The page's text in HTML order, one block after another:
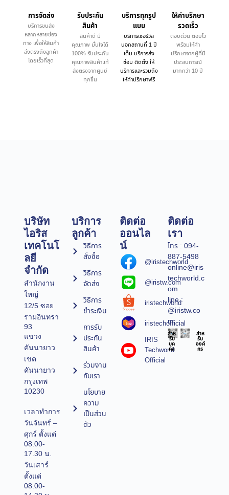
การจัดส่ง
บริการขนส่ง
หลากหลายช่อง
ทาง เพื่อให้สินค้า
ส่งตรงถึงลูกค้า
โดยเร็วที่สุด
รับประกัน
สินค้า
สินค้าดี มี
คุณภาพ มั่นใจได้
100% รับประกัน
คุณภาพสินค้าแท้
ส่งตรงจากศูนย์
ทุกชิ้น
บริการทุกรูป
แบบ
บริการเซอร์วิส
นอกสถานที่ 1 ปี
เต็ม บริการส่ง
ซ่อม ติดตั้ง ให้
บริการและรวมถึง
ให้คำปรึกษาฟรี
ให้คำบรึกษา
รวดเร็ว
ตอบด่วน ตอบไว
พร้อมให้คำ
ปรึกษาจากผู้ที่มี
ประสบการณ์
มากกว่า 10 ปี
บริษัท
ไอริส
เทคโนโ
ลยี
จำกัด
สำนักงาน
ใหญ่
12/5 ซอย
รามอินทรา
93
แขวง
คันนายาว
เขต
คันนายาว
กรุงเทพ
10230
เวลาทำการ
วันจันทร์ –
ศุกร์ ตั้งแต่
08.00-
17.30 น.
วันเสาร์
ตั้งแต่
08.00-
บริการ
ลูกค้า
วิธีการ
สั่งซื้อ
วิธีการ
จัดส่ง
วิธีการ
ชำระเงิน
การรับ
ประกัน
สินค้า
ร่วมงาน
กับเรา
นโยบาย
ความ
เป็นส่วน
ตัว
ติดต่อ
ออนไล
น์
@iristechworld
@iristw.com
iristechworld
iristechofficial
IRIS
Techworld
Official
ติดต่อ
เรา
โทร : 094-
887-5498
online@iris
techworld.c
om
line :
@iristw.co
m
สำห
รับ
บุค
คล
สำห
รับ
องค์
กร